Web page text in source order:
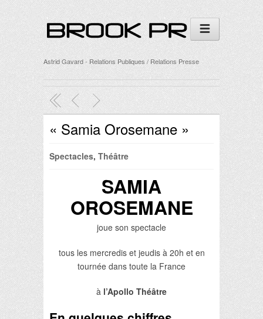
Astrid Gavard - Relations Publiques / Relations Presse
« Samia Orosemane »
Spectacles, Théâtre
SAMIA
OROSEMANE
joue son spectacle
tous les mercredis et jeudis à 20h et en
tournée dans toute la France
à l’Apollo Théâtre